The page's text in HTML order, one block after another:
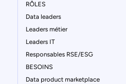
RÔLES
Data leaders
Leaders métier
Leaders IT
Responsables RSE/ESG
BESOINS
Data product marketplace